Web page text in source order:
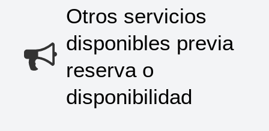
Otros servicios
disponibles previa
reserva o
disponibilidad